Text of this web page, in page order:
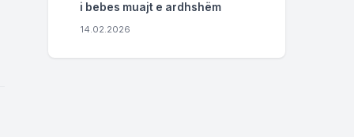
i bebes muajt e ardhshëm
14.02.2026